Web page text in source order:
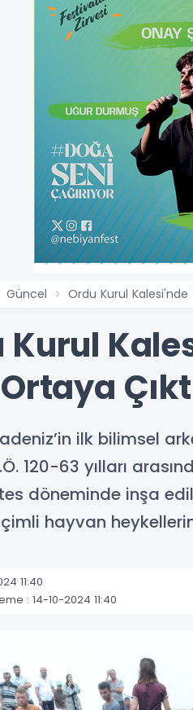
Güncel Ordu Kurul Kalesi'nde
Kurul
ilk bilimsel
120-63 yılları
döneminde inşa
hayvan
11:40
: 14-10-2024 11:40